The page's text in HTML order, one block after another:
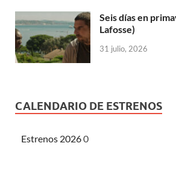
Seis días en
Lafosse)
31 julio, 2026
CALENDARIO DE ESTRENOS
Estrenos 20260